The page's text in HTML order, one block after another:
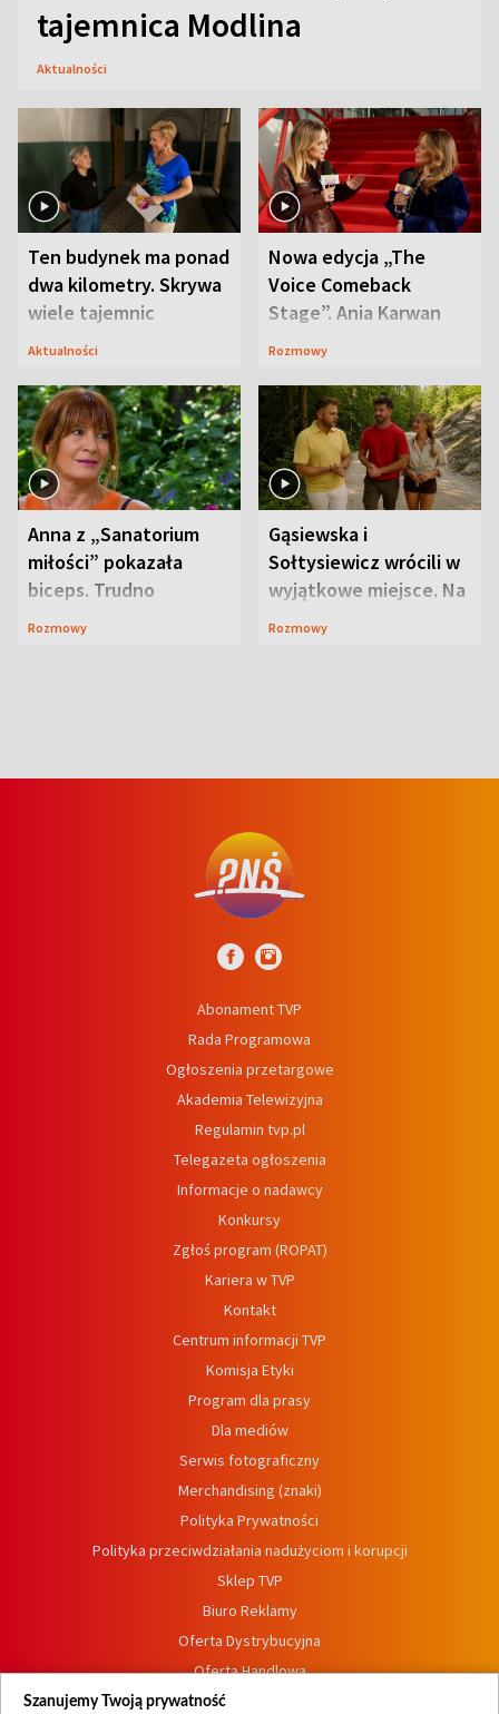
tajemnica Modlina
Aktualności
Ten budynek ma ponad
dwa kilometry. Skrywa
wiele tajemnic
Aktualności
Nowa edycja „The
Voice Comeback
Stage”. Ania Karwan
zapowiada
Rozmowy
Anna z „Sanatorium
miłości” pokazała
biceps. Trudno
uwierzyć, co przeszła
Rozmowy
Gąsiewska i
Sołtysiewicz wrócili w
wyjątkowe miejsce. Na
szlaku czekał
Rozmowy
Abonament TVP
Rada Programowa
Ogłoszenia przetargowe
Akademia Telewizyjna
Regulamin tvp.pl
Telegazeta ogłoszenia
Informacje o nadawcy
Konkursy
Zgłoś program (ROPAT)
Kariera w TVP
Kontakt
Centrum informacji TVP
Komisja Etyki
Program dla prasy
Dla mediów
Serwis fotograficzny
Merchandising (znaki)
Polityka Prywatności
Polityka przeciwdziałania nadużyciom i korupcji
Sklep TVP
Biuro Reklamy
Oferta Dystrybucyjna
Oferta Handlowa
Dostępność
Szanujemy Twoją prywatność